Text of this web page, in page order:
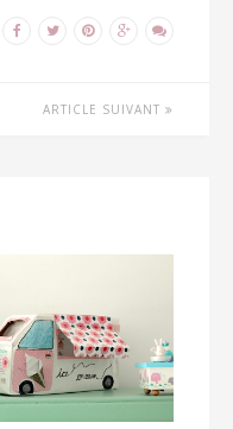
ARTICLE SUIVANT